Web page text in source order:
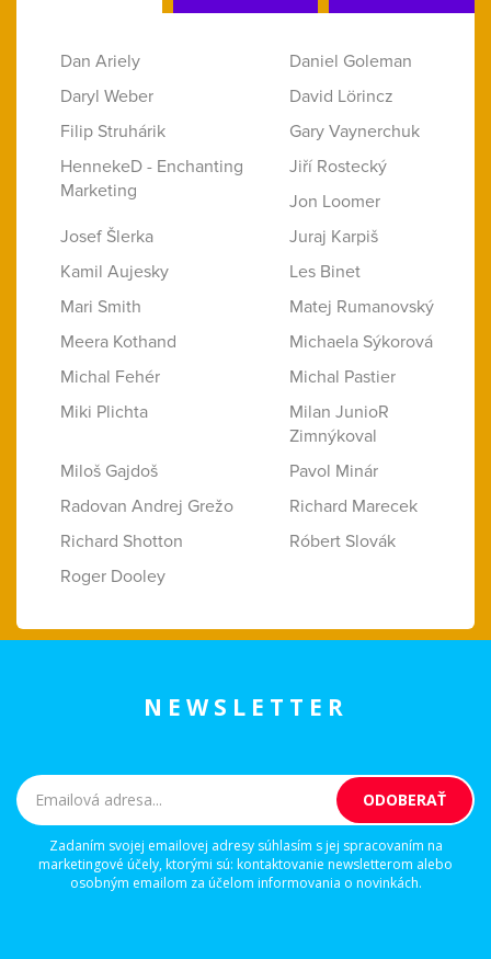
Dan Ariely
Daniel Goleman
Daryl Weber
David Lörincz
Filip Struhárik
Gary Vaynerchuk
HennekeD - Enchanting
Marketing
Jiří Rostecký
Jon Loomer
Josef Šlerka
Juraj Karpiš
Kamil Aujesky
Les Binet
Mari Smith
Matej Rumanovský
Meera Kothand
Michaela Sýkorová
Michal Fehér
Michal Pastier
Miki Plichta
Milan JunioR
Zimnýkoval
Miloš Gajdoš
Pavol Minár
Radovan Andrej Grežo
Richard Marecek
Richard Shotton
Róbert Slovák
Roger Dooley
NEWSLETTER
Zadaním svojej emailovej adresy súhlasím s jej spracovaním na
marketingové účely, ktorými sú: kontaktovanie newsletterom alebo
osobným emailom za účelom informovania o novinkách.